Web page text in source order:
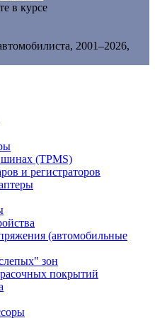
в курсе
2001–2026,
шинах (TPMS)
и регистраторов
(автомобильные
зон
покрытий